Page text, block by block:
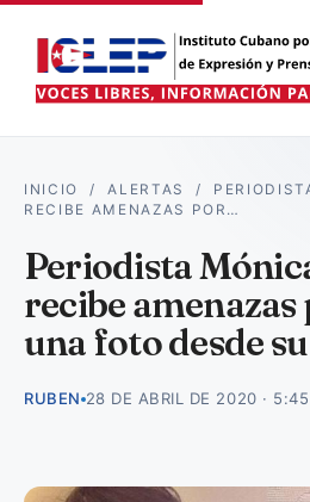
INICIO /ALERTAS /
RECIBE AMENAZAS POR…
Periodista
recibe
una foto desde
RUBEN 28 DE ABRIL DE 2020 ·